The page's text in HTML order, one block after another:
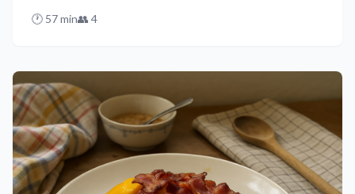
bedste måde at nyde kylling på spyd i ovnen eller på grillen.
🕐 57min👥 4